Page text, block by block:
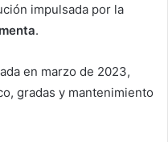
impulsada por la
.
en marzo de 2023,
gradas y mantenimiento